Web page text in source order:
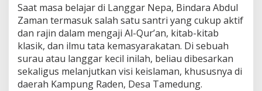
Saat masa belajar di Langgar Nepa, Bindara Abdul
Zaman termasuk salah satu santri yang cukup aktif
dan rajin dalam mengaji Al-Qur’an, kitab-kitab
klasik, dan ilmu tata kemasyarakatan. Di sebuah
surau atau langgar kecil inilah, beliau dibesarkan
sekaligus melanjutkan visi keislaman, khususnya di
daerah Kampung Raden, Desa Tamedung.